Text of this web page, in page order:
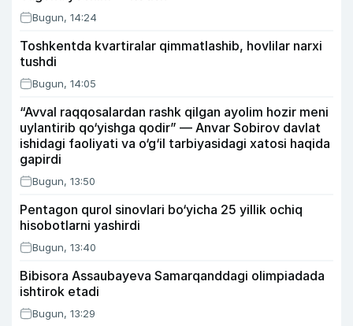
Bugun, 14:24
Toshkentda kvartiralar qimmatlashib, hovlilar narxi
tushdi
Bugun, 14:05
“Avval raqqosalardan rashk qilgan ayolim hozir meni
uylantirib qo‘yishga qodir” — Anvar Sobirov davlat
ishidagi faoliyati va o‘g‘il tarbiyasidagi xatosi haqida
gapirdi
Bugun, 13:50
Pentagon qurol sinovlari bo‘yicha 25 yillik ochiq
hisobotlarni yashirdi
Bugun, 13:40
Bibisora Assaubayeva Samarqanddagi olimpiadada
ishtirok etadi
Bugun, 13:29